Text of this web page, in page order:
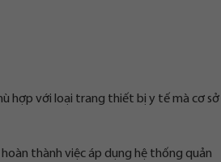
hợp với loại trang thiết bị y tế mà cơ sở
thành việc áp dụng hệ thống quản